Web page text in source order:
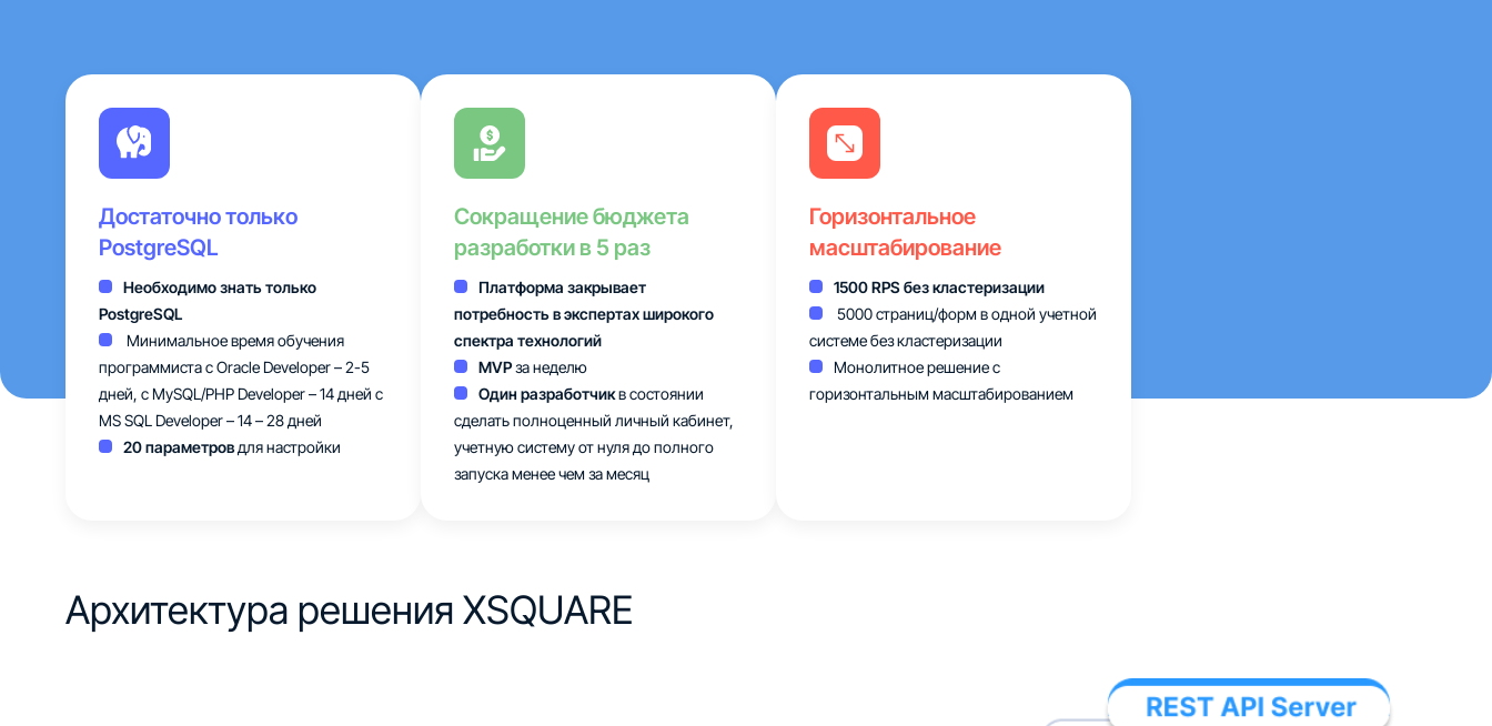
Достаточно только
PostgreSQL
Необходимо знать только
PostgreSQL
Минимальное время обучения
программиста с Oracle Developer – 2-5
дней, с MySQL/PHP Developer – 14 дней c
MS SQL Developer – 14 – 28 дней
20 параметровдля настройки
Сокращение бюджета
разработки в 5 раз
Платформа закрывает
потребность в экспертах широкого
спектра технологий
MVPза неделю
Один разработчикв состоянии
сделать полноценный личный кабинет,
учетную систему от нуля до полного
запуска менее чем за месяц
Горизонтальное
масштабирование
1500 RPS без кластеризации
5000 страниц/форм в одной учетной
системе без кластеризации
Монолитное решение с
горизонтальным масштабированием
Архитектура решения XSQUARE